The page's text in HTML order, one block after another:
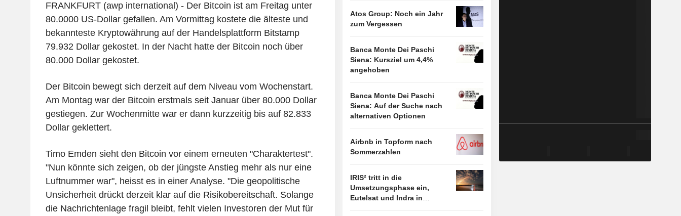
FRANKFURT (awp international) - Der Bitcoin ist am Freitag unter
80.0000 US-Dollar gefallen. Am Vormittag kostete die älteste und
bekannteste Kryptowährung auf der Handelsplattform Bitstamp
79.932 Dollar gekostet. In der Nacht hatte der Bitcoin noch über
80.000 Dollar gekostet.
Der Bitcoin bewegt sich derzeit auf dem Niveau vom Wochenstart.
Am Montag war der Bitcoin erstmals seit Januar über 80.000 Dollar
gestiegen. Zur Wochenmitte war er dann kurzzeitig bis auf 82.833
Dollar geklettert.
Timo Emden sieht den Bitcoin vor einem erneuten "Charaktertest".
"Nun könnte sich zeigen, ob der jüngste Anstieg mehr als nur eine
Luftnummer war", heisst es in einer Analyse. "Die geopolitische
Unsicherheit drückt derzeit klar auf die Risikobereitschaft. Solange
die Nachrichtenlage fragil bleibt, fehlt vielen Investoren der Mut für
Atos Group: Noch ein Jahr
zum Vergessen
Banca Monte Dei Paschi
Siena: Kursziel um 4,4%
angehoben
Banca Monte Dei Paschi
Siena: Auf der Suche nach
alternativen Optionen
Airbnb in Topform nach
Sommerzahlen
IRIS² tritt in die
Umsetzungsphase ein,
Eutelsat und Indra in